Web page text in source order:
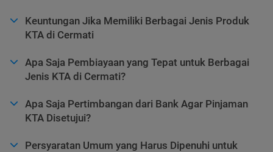
Keuntungan Jika Memiliki Berbagai Jenis Produk
KTA di Cermati
Apa Saja Pembiayaan yang Tepat untuk Berbagai
Jenis KTA di Cermati?
Apa Saja Pertimbangan dari Bank Agar Pinjaman
KTA Disetujui?
Persyaratan Umum yang Harus Dipenuhi untuk